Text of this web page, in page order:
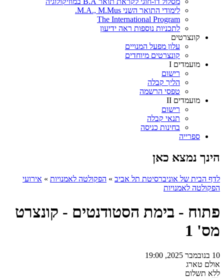
לימודי התואר השני M.A., M.Mus.
The International Program
לתכניות נוספות ראה ידיעון
קונצרטים
עלון מפעל המנויים
קונצרטים מיוחדים
מועמדים I
רישום
הליך קבלה
טפסי הרשמה
מועמדים II
רישום
תנאי קבלה
בחינות כניסה
ספרייה
הינך נמצא כאן
לדף הבית של אוניברסיטת תל אביב » הפקולטה לאמנויות » אירועי
הפקולטה לאמנויות
פתוח - בימת הסטודנטים - קונצרט
מס' 1
10 בנובמבר 2025, 19:00
אולם טארג
ללא תשלום